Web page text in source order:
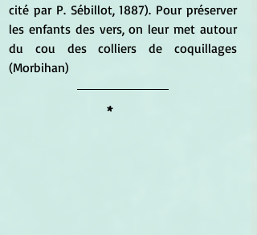
cité par P. Sébillot, 1887). Pour préserver
les enfants des vers, on leur met autour
du cou des colliers de coquillages
(Morbihan)
*